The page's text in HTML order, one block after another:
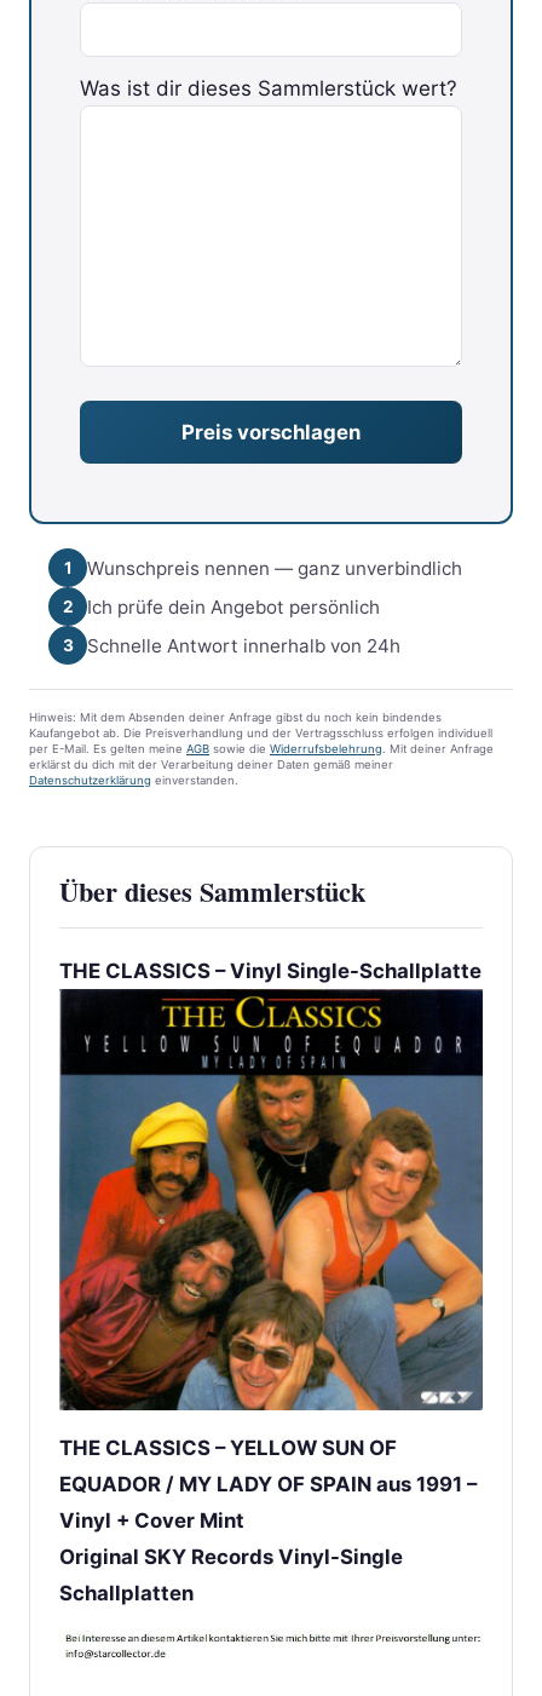
Bitte lasse dieses Feld leer.
Was ist dir dieses Sammlerstück wert?
1 Wunschpreis nennen — ganz unverbindlich
2 Ich prüfe dein Angebot persönlich
3 Schnelle Antwort innerhalb von 24h
Hinweis: Mit dem Absenden deiner Anfrage gibst du noch kein bindendes
Kaufangebot ab. Die Preisverhandlung und der Vertragsschluss erfolgen individuell
per E-Mail. Es gelten meine AGB sowie die Widerrufsbelehrung. Mit deiner Anfrage
erklärst du dich mit der Verarbeitung deiner Daten gemäß meiner
Datenschutzerklärung einverstanden.
Über dieses Sammlerstück
THE CLASSICS – Vinyl Single-Schallplatte
THE CLASSICS – YELLOW SUN OF
EQUADOR / MY LADY OF SPAIN aus 1991 –
Vinyl + Cover Mint
Original SKY Records Vinyl-Single
Schallplatten